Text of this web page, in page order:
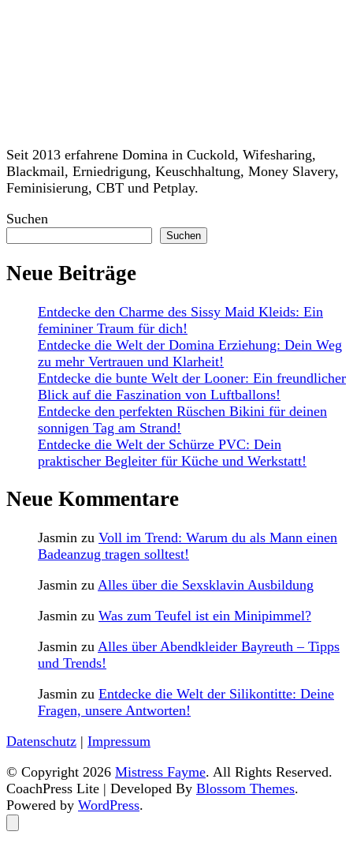
Seit 2013 erfahrene Domina in Cuckold, Wifesharing,
Blackmail, Erniedrigung, Keuschhaltung, Money Slavery,
Feminisierung, CBT und Petplay.
Suchen
Suchen
Neue Beiträge
Entdecke den Charme des Sissy Maid Kleids: Ein
femininer Traum für dich!
Entdecke die Welt der Domina Erziehung: Dein Weg
zu mehr Vertrauen und Klarheit!
Entdecke die bunte Welt der Looner: Ein freundlicher
Blick auf die Faszination von Luftballons!
Entdecke den perfekten Rüschen Bikini für deinen
sonnigen Tag am Strand!
Entdecke die Welt der Schürze PVC: Dein
praktischer Begleiter für Küche und Werkstatt!
Neue Kommentare
Jasmin zu Voll im Trend: Warum du als Mann einen
Badeanzug tragen solltest!
Jasmin zu Alles über die Sexsklavin Ausbildung
Jasmin zu Was zum Teufel ist ein Minipimmel?
Jasmin zu Alles über Abendkleider Bayreuth – Tipps
und Trends!
Jasmin zu Entdecke die Welt der Silikontitte: Deine
Fragen, unsere Antworten!
Datenschutz | Impressum
© Copyright 2026 Mistress Fayme. All Rights Reserved.
CoachPress Lite | Developed By Blossom Themes.
Powered by WordPress.